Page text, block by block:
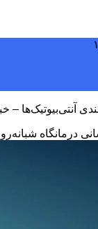
آنتی‌بیوتیک‌ها –
درمانگاه